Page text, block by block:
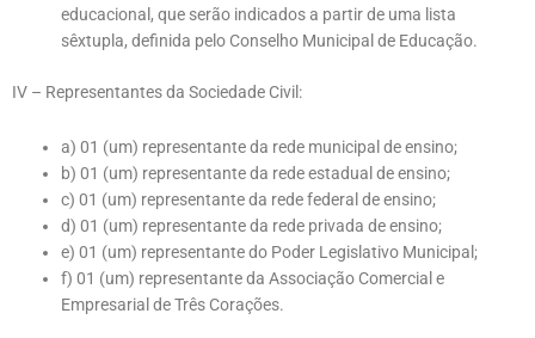
educacional, que serão indicados a partir de uma lista
sêxtupla,definida pelo Conselho Municipal de Educação.
IV – Representantes da Sociedade Civil:
a) 01 (um) representante da rede municipal de ensino;
b) 01 (um) representante da rede estadual de ensino;
c) 01 (um) representante da rede federal de ensino;
d) 01 (um) representante da rede privada de ensino;
e) 01 (um) representante do Poder Legislativo Municipal;
f) 01 (um) representante da Associação Comercial e
Empresarial de Três Corações.